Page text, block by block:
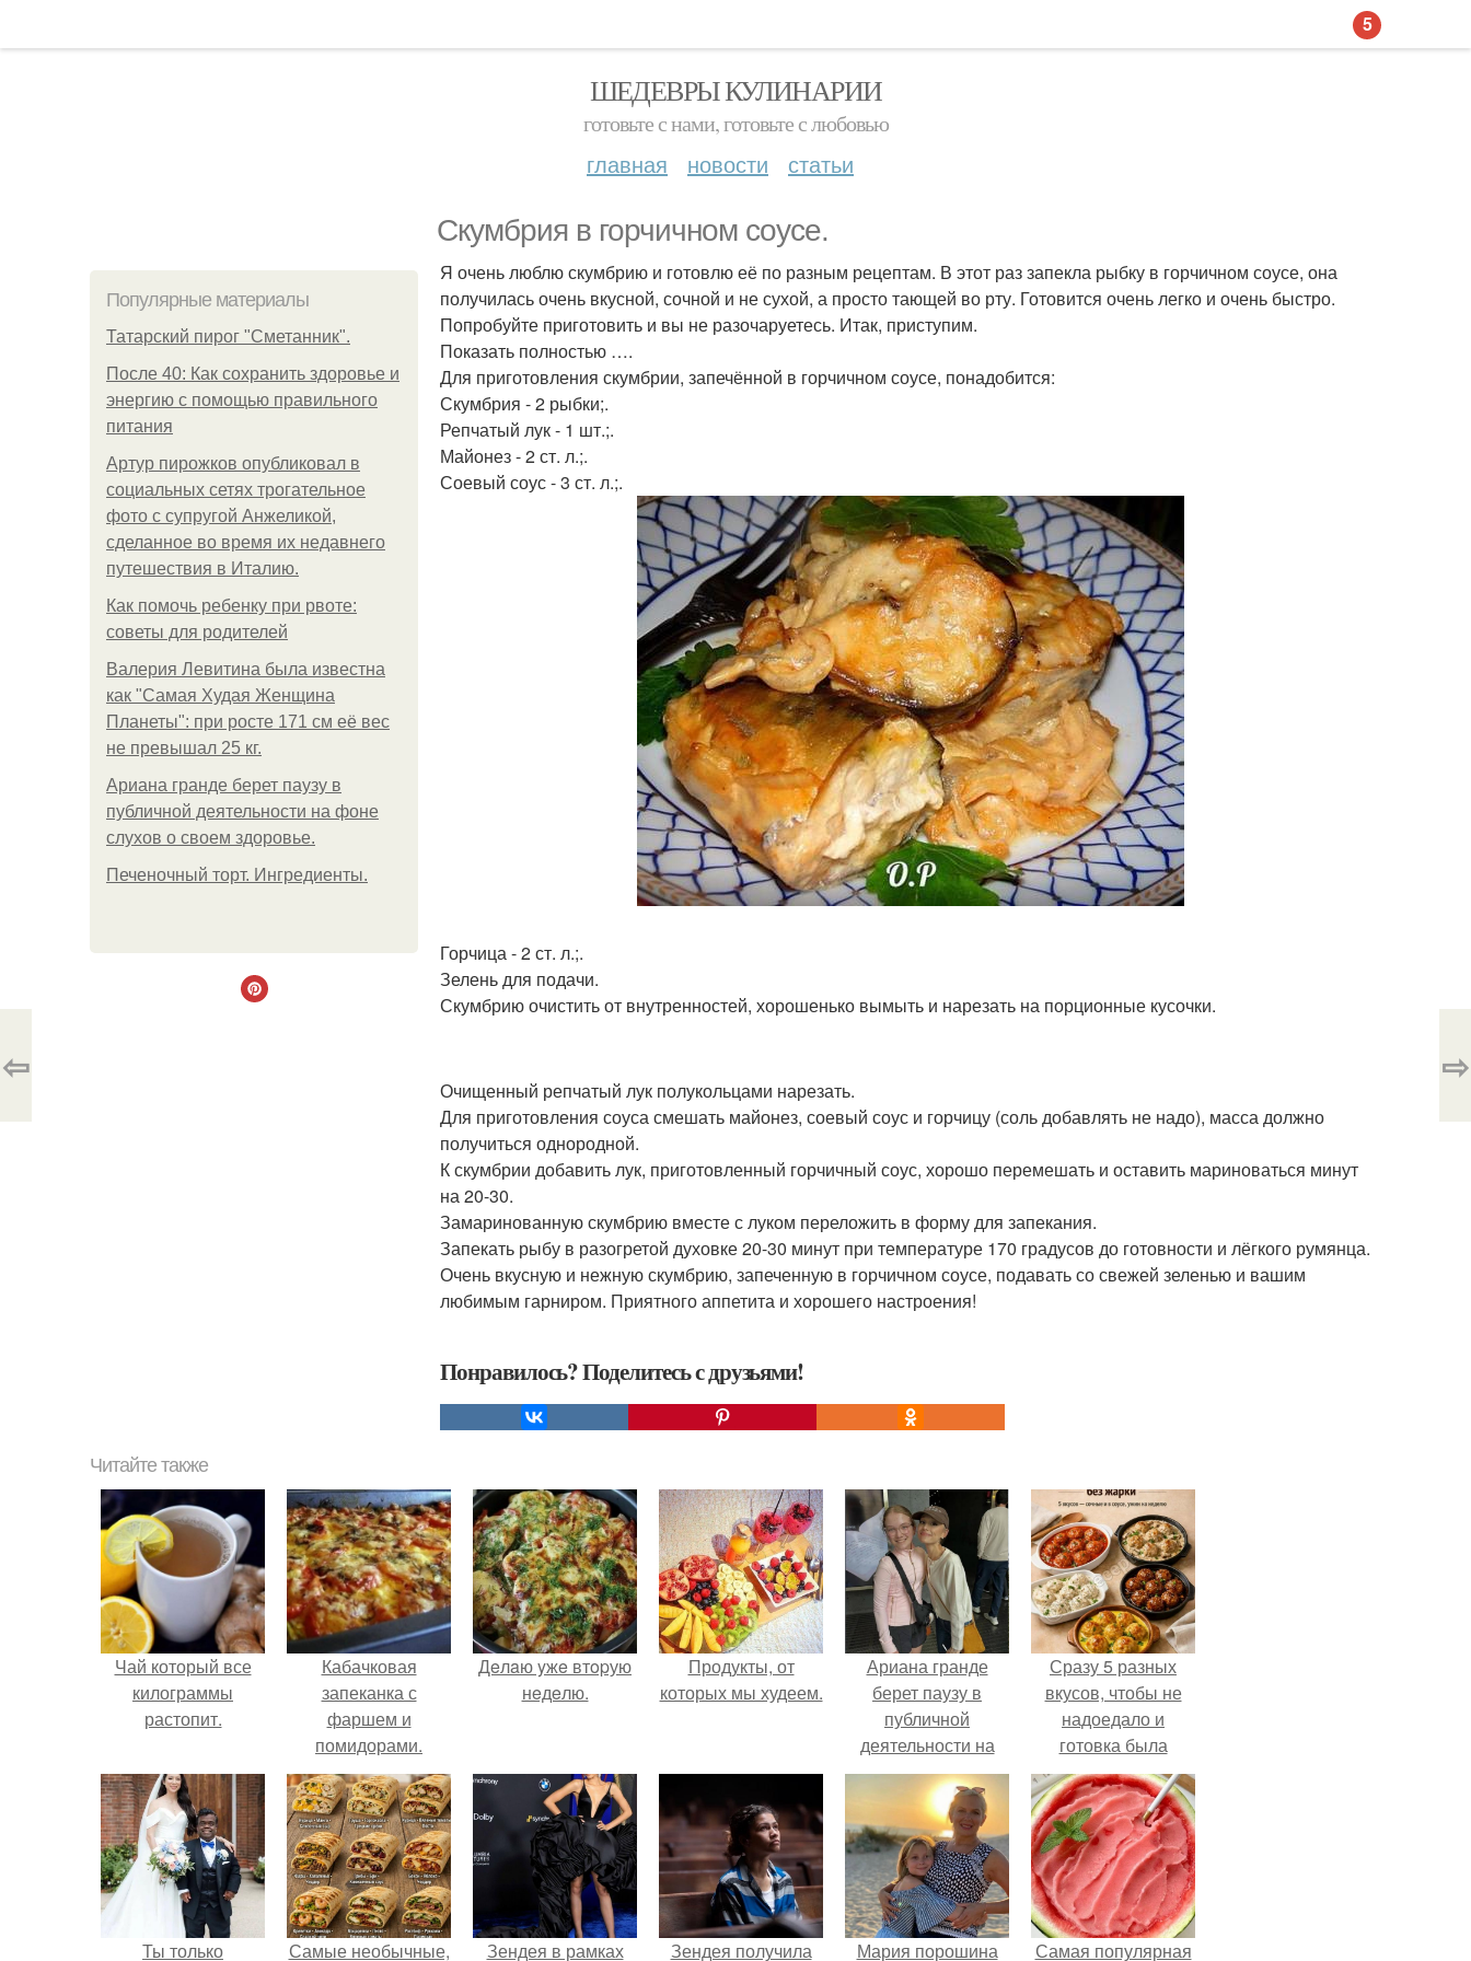
ШЕДЕВРЫ КУЛИНАРИИ
готовьте с нами, готовьте с любовью
главная новости статьи
Скумбрия в горчичном соусе.
Популярные материалы
Татарский пирог "Сметанник".
После 40: Как сохранить здоровье и
энергию с помощью правильного
питания
Артур пирожков опубликовал в
социальных сетях трогательное
фото с супругой Анжеликой,
сделанное во время их недавнего
путешествия в Италию.
Как помочь ребенку при рвоте:
советы для родителей
Валерия Левитина была известна
как "Самая Худая Женщина
Планеты": при росте 171 см её вес
не превышал 25 кг.
Ариана гранде берет паузу в
публичной деятельности на фоне
слухов о своем здоровье.
Печеночный торт. Ингредиенты.
Я очень люблю скумбрию и готовлю её по разным рецептам. В этот раз запекла рыбку в горчичном соусе, она
получилась очень вкусной, сочной и не сухой, а просто тающей во рту. Готовится очень легко и очень быстро.
Попробуйте приготовить и вы не разочаруетесь. Итак, приступим.
Показать полностью ….
Для приготовления скумбрии, запечённой в горчичном соусе, понадобится:
Скумбрия - 2 рыбки;.
Репчатый лук - 1 шт.;.
Майонез - 2 ст. л.;.
Соевый соус - 3 ст. л.;.
Горчица - 2 ст. л.;.
Зелень для подачи.
Скумбрию очистить от внутренностей, хорошенько вымыть и нарезать на порционные кусочки.
Очищенный репчатый лук полукольцами нарезать.
Для приготовления соуса смешать майонез, соевый соус и горчицу (соль добавлять не надо), масса должно
получиться однородной.
К скумбрии добавить лук, приготовленный горчичный соус, хорошо перемешать и оставить мариноваться минут
на 20-30.
Замаринованную скумбрию вместе с луком переложить в форму для запекания.
Запекать рыбу в разогретой духовке 20-30 минут при температуре 170 градусов до готовности и лёгкого румянца.
Очень вкусную и нежную скумбрию, запеченную в горчичном соусе, подавать со свежей зеленью и вашим
любимым гарниром. Приятного аппетита и хорошего настроения!
Понравилось? Поделитесь с друзьями!
⇦ ⇨
Читайте также
Чай который все
килограммы
растопит.
Кабачковая
запеканка с
фаршем и
помидорами.
Дeлaю yжe втopую
нeдeлю.
Продукты, от
которых мы худеем.
Ариана гранде
берет паузу в
публичной
деятельности на
фоне слухов о
своем здоровье.
Сразу 5 разных
вкусов, чтобы не
надоедало и
готовка была
проще.
Ты только Самые необычные, Зендея в рамках Зендея получила Мария порошина Самая популярная
5